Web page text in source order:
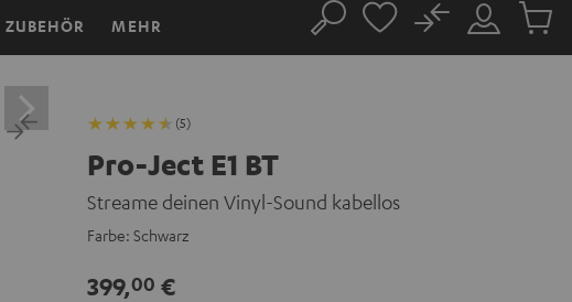
ZUBEHÖR MEHR Suche
Mein
Konto
No
Artikel
(5)
Pro-Ject E1 BT
Streame deinen Vinyl-Sound kabellos
Farbe: Schwarz
399,00 €